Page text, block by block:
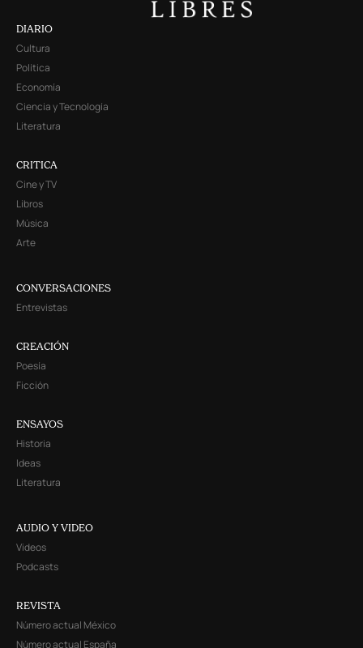
DIARIO
Cultura
Política
Economía
Ciencia y Tecnología
Literatura
CRITICA
Cine y TV
Libros
Música
Arte
CONVERSACIONES
Entrevistas
CREACIÓN
Poesía
Ficción
ENSAYOS
Historia
Ideas
Literatura
AUDIO Y VIDEO
Videos
Podcasts
REVISTA
Número actual México
Número actual España